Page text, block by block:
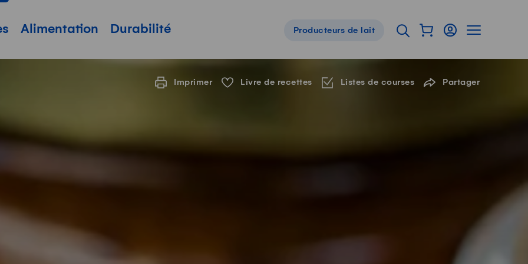
Alimentation Durabilité
Navigation de pied de page
Producteurs de lait Ouvrir l'onglet de
Afficher mon panier
ConnexionAfficher la
Imprimer Livre de recettes Listes de courses Partager